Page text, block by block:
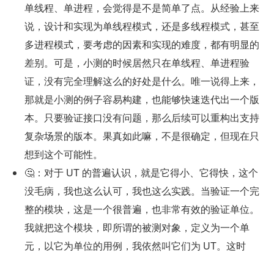
单线程、单进程，会觉得是不是简单了点。从经验上来
说，设计和实现为单线程模式，还是多线程模式，甚至
多进程模式，要考虑的因素和实现的难度，都有明显的
差别。可是，小测的时候居然只在单线程、单进程验
证，没有完全理解这么的好处是什么。唯一说得上来，
那就是小测的例子容易构建，也能够快速迭代出一个版
本。只要验证接口没有问题，那么后续可以重构出支持
复杂场景的版本。果真如此嘛，不是很确定，但现在只
想到这个可能性。
🤔：对于 UT 的普遍认识，就是它得小、它得快，这个
没毛病，我也这么认可，我也这么实践。当验证一个完
整的模块，这是一个很普遍，也非常有效的验证单位。
我就把这个模块，即所谓的被测对象，定义为一个单
元，以它为单位的用例，我依然叫它们为 UT。这时